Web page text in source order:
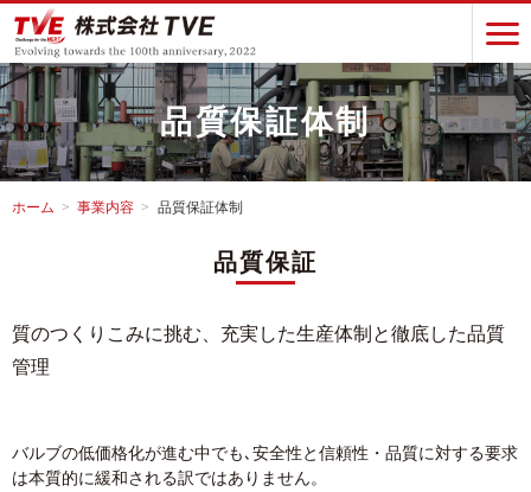
品質保証体制
ホーム 事業内容 品質保証体制
品質保証
質のつくりこみに挑む、充実した生産体制と徹底した品質
管理
バルブの低価格化が進む中でも､安全性と信頼性・品質に対する要求
は本質的に緩和される訳ではありません。